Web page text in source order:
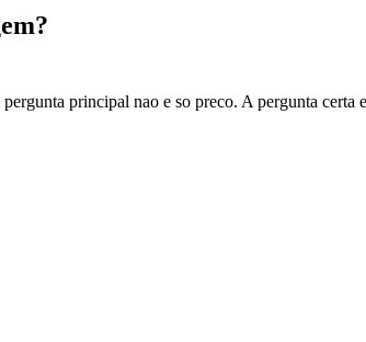
principal nao e so preco. A pergunta certa e